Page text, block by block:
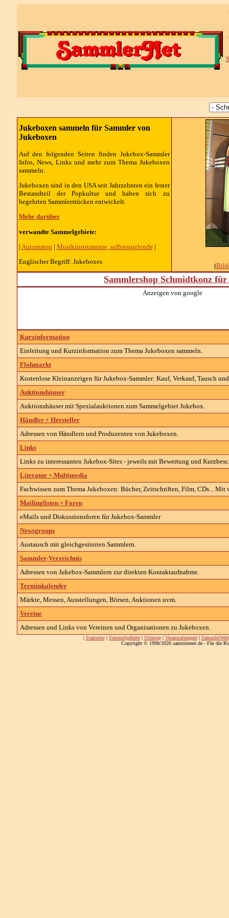
Jukeboxen sammeln für Sammler von
Jukeboxen
Auf den folgenden Seiten finden Jukebox-Sammler
Infos, News, Links und mehr zum Thema Jukeboxen
sammeln.
Jukeboxen sind in den USA seit Jahrzehnten ein fester
Bestandteil der Popkultur und haben sich zu
begehrten Sammlerstücken entwickelt.
Mehr darüber
verwandte Sammelgebiete:
| Automaten | Musikinstrumente, selbstspielende|
Englischer Begriff: Jukeboxes
(
Sammlershop Schmidtkonz
Anzeigen von google
Kurzinformation
Einleitung und Kurzinformation zum Thema Jukeboxen sammeln.
Flohmarkt
Kostenlose Kleinanzeigen für Jukebox-Sammler: Kauf, Verkauf, Tausch
Auktionshäuser
Auktionshäuser mit Spezialauktionen zum Sammelgebiet Jukebox.
Händler + Hersteller
Adressen von Händlern und Produzenten von Jukeboxen.
Links
Links zu interessanten Jukebox-Sites - jeweils mit Bewertung und
Literatur + Multimedia
Fachwissen zum Thema Jukeboxen: Bücher, Zeitschriften, Film, CDs...
Mailinglisten + Foren
eMails und Diskussionsforen für Jukebox-Sammler
Newsgroups
Austausch mit gleichgesinnten Sammlern.
Sammler-Verzeichnis
Adressen von Jukebox-Sammlern zur direkten Kontaktaufnahme.
Terminkalender
Märkte, Messen, Ausstellungen, Börsen, Auktionen uvm.
Vereine
Adressen und Links von Vereinen und Organisationen zu Jukeboxen.
| Startseite| Sammelgebiete| Sitemap| Veranstaltungen| SammlerWelt
Copyright © 1998/2026 sammlernet.de - Für die